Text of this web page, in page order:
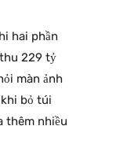
hai phần
229 tỷ
màn ảnh
bỏ túi
thêm nhiều